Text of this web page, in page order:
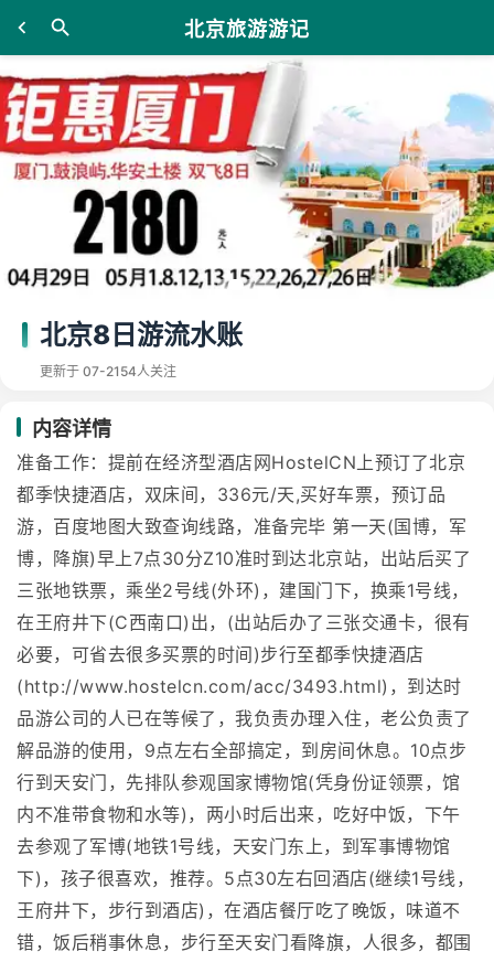
北京旅游游记
北京8日游流水账
更新于 07-21 54人关注
内容详情
准备工作：提前在经济型酒店网HostelCN上预订了北京
都季快捷酒店，双床间，336元/天,买好车票，预订品
游，百度地图大致查询线路，准备完毕 第一天(国博，军
博，降旗)早上7点30分Z10准时到达北京站，出站后买了
三张地铁票，乘坐2号线(外环)，建国门下，换乘1号线，
在王府井下(C西南口)出，(出站后办了三张交通卡，很有
必要，可省去很多买票的时间)步行至都季快捷酒店
(http://www.hostelcn.com/acc/3493.html)，到达时
品游公司的人已在等候了，我负责办理入住，老公负责了
解品游的使用，9点左右全部搞定，到房间休息。10点步
行到天安门，先排队参观国家博物馆(凭身份证领票，馆
内不准带食物和水等)，两小时后出来，吃好中饭，下午
去参观了军博(地铁1号线，天安门东上，到军事博物馆
下)，孩子很喜欢，推荐。5点30左右回酒店(继续1号线，
王府井下，步行到酒店)，在酒店餐厅吃了晚饭，味道不
错，饭后稍事休息，步行至天安门看降旗，人很多，都围